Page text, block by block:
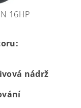
16HP
nádrž